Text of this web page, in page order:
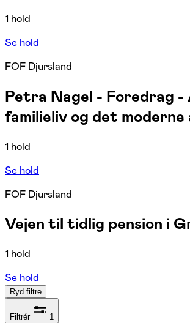
1 hold
Se hold
FOF Djursland
Petra Nagel - Foredrag -
familieliv og det moderne
1 hold
Se hold
FOF Djursland
Vejen til tidlig pension i
1 hold
Se hold
Ryd filtre
Filtrér 1